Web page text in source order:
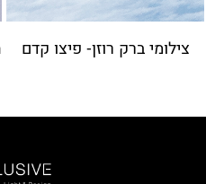
צילומי ברק רוזן- פיצו קדם